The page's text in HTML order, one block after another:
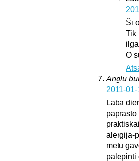
Ši
Tik
O
Anglu
2011-
Laba
paprasto
alergija-
metu
palepinti